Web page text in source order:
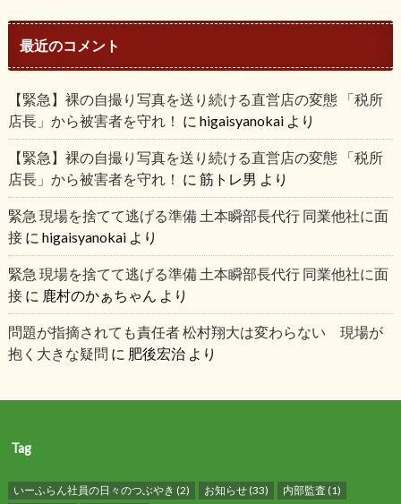
最近のコメント
【緊急】裸の自撮り写真を送り続ける直営店の変態 「税所
店長」から被害者を守れ！ に higaisyanokaiより
【緊急】裸の自撮り写真を送り続ける直営店の変態 「税所
店長」から被害者を守れ！ に 筋トレ男 より
緊急 現場を捨てて逃げる準備 土本瞬部長代行 同業他社に面
接に higaisyanokaiより
緊急 現場を捨てて逃げる準備 土本瞬部長代行 同業他社に面
接に 鹿村のかぁちゃん より
問題が指摘されても責任者 松村翔大は変わらない 現場が
抱く大きな疑問 に 肥後宏治より
Tag
いーふらん社員の日々のつぶやき (2) お知らせ(33) 内部監査 (1)